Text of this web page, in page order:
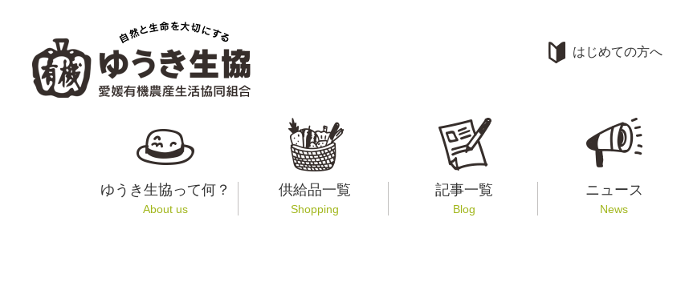
ゆうき生協って何？
About us
供給品一覧
Shopping
記事一覧
Blog
ニュース
News
はじめての方へ